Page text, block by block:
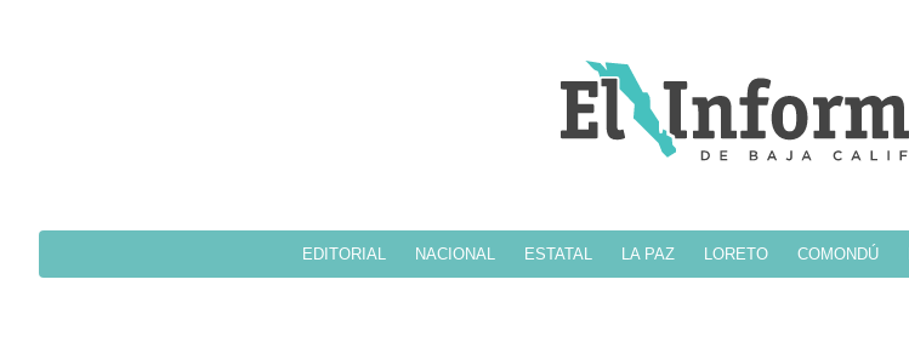
EDITORIAL NACIONAL ESTATAL LA PAZ LORETO COMONDÚ